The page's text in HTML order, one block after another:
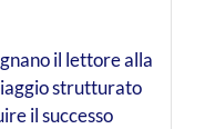
il lettore alla
strutturato
il successo